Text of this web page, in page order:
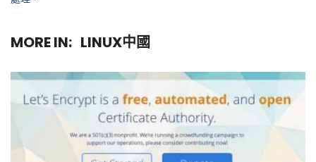
MORE IN: LINUX中國